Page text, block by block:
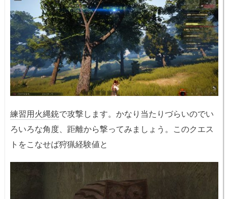
練習用火縄銃で攻撃します。かなり当たりづらいのでい
ろいろな角度、距離から撃ってみましょう。このクエス
トをこなせば狩猟経験値と